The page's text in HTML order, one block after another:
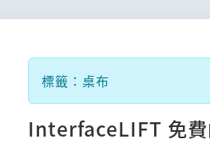
標籤：桌布
InterfaceLIFT 免費